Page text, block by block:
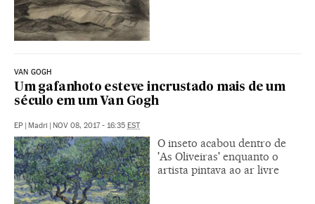
VAN GOGH
Um gafanhoto esteve incrustado mais de um
século em um Van Gogh
EP | Madri | NOV 08, 2017 - 16:35 EST
O inseto acabou dentro de
'As Oliveiras' enquanto o
artista pintava ao ar livre